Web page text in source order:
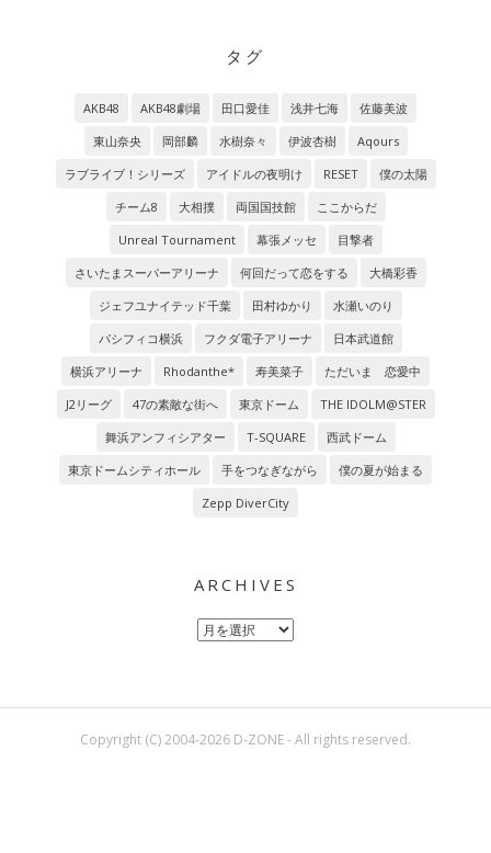
タグ
AKB48 AKB48劇場 田口愛佳 浅井七海
佐藤美波
東山奈央
岡部麟 水樹奈々 伊波杏樹
Aqours
ラブライブ！シリーズ
アイドルの夜明け RESET
僕の太陽
チーム8
大相撲 両国国技館
ここからだ
Unreal Tournament
幕張メッセ
目撃者
さいたまスーパーアリーナ
何回だって恋をする
大橋彩香
ジェフユナイテッド千葉
田村ゆかり
水瀬いのり
パシフィコ横浜
フクダ電子アリーナ
日本武道館
横浜アリーナ
Rhodanthe* 寿美菜子
ただいま 恋愛中
J2リーグ
47の素敵な街へ 東京ドーム
THE IDOLM@STER
舞浜アンフィシアター
T-SQUARE
西武ドーム
東京ドームシティホール
手をつなぎながら
僕の夏が始まる
Zepp DiverCity
ARCHIVES
Archives
Copyright (C) 2004-2026 D-ZONE - All rights reserved.